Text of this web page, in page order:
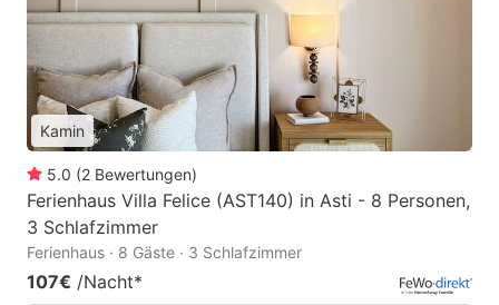
Kamin
5.0 (2 Bewertungen)
Ferienhaus Villa Felice (AST140) in Asti - 8 Personen,
3 Schlafzimmer
Ferienhaus · 8 Gäste · 3 Schlafzimmer
107€ /Nacht*